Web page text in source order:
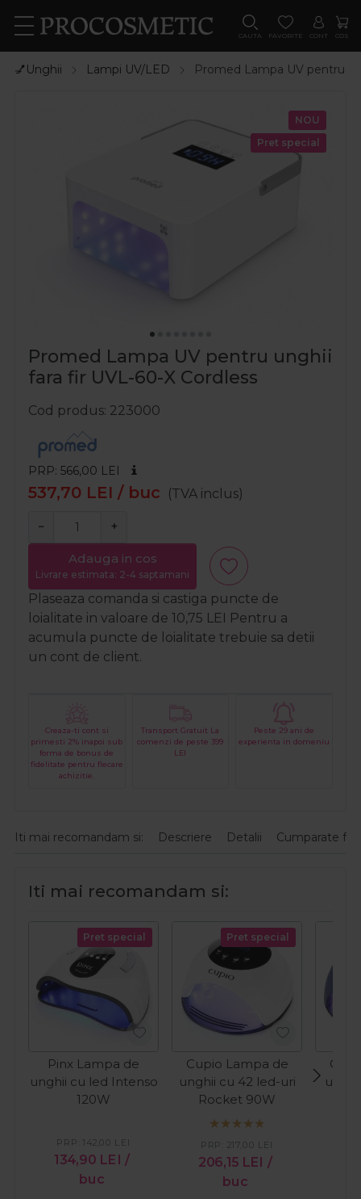
CAUTA FAVORITE CONT COS
💅Unghii Lampi UV/LED Promed Lampa UV pentru
NOU
Pret special
Promed Lampa UV pentru unghii
fara fir UVL-60-X Cordless
Cod produs 223000
PRP: 566,00 LEI
537,70 LEI / buc (TVA inclus)
− +
Adauga in cos
Livrare estimata: 2-4 saptamani
Plaseaza comanda si castiga puncte de
loialitate in valoare de 10,75 LEI Pentru a
acumula puncte de loialitate trebuie sa detii
un cont de client.
Creaza-ti cont si
primesti 2% inapoi sub
forma de bonus de
fidelitate pentru fiecare
achizitie.
Transport Gratuit La
comenzi de peste 399
LEI
Peste 29 ani de
experienta in domeniu
Iti mai recomandam si: Descriere Detalii Cumparate
Iti mai recomandam si:
Pret special
Pinx Lampa de
unghii cu led Intenso
120W
134,90 LEI /
buc
PRP: 142,00 LEI
Pret special
Cupio Lampa de
unghii cu 42 led-uri
Rocket 90W
206,15 LEI /
buc
PRP: 217,00 LEI